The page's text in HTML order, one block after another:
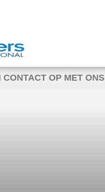
CONTACT OP MET ONS